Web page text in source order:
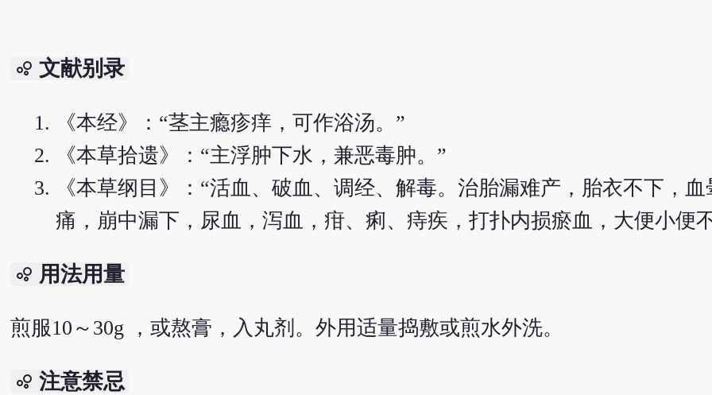
bubble_chart 文献别录
《本经》：“茎主瘾疹痒，可作浴汤。”
《本草拾遗》：“主浮肿下水，兼恶毒肿。”
《本草纲目》：“活血、破血、调经、解毒。治胎漏难产，胎衣不下，血
痛，崩中漏下，尿血，泻血，疳、痢、痔疾，打扑内损瘀血，大便小便
bubble_chart 用法用量
煎服10～30g ，或熬膏，入丸剂。外用适量捣敷或煎水外洗。
bubble_chart 注意禁忌